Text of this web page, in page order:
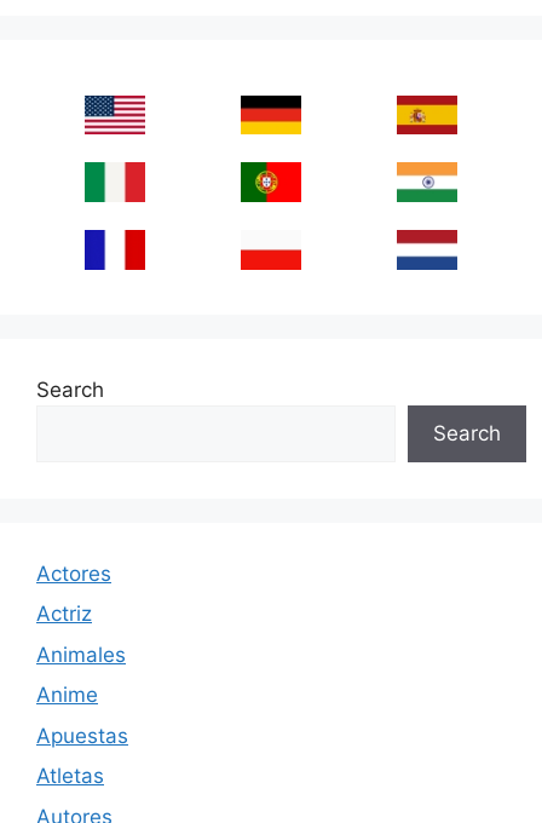
Search
Search
Actores
Actriz
Animales
Anime
Apuestas
Atletas
Autores